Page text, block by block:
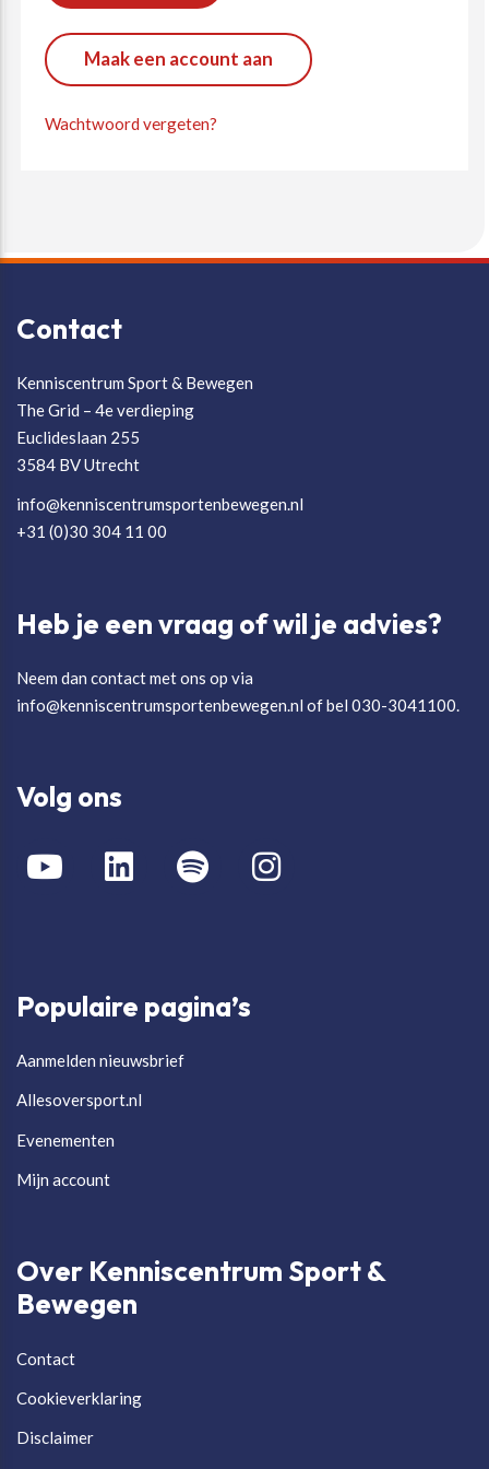
Maak een account aan
Wachtwoord vergeten?
Contact
Kenniscentrum Sport & Bewegen
The Grid – 4e verdieping
Euclideslaan 255
3584 BV Utrecht
info@kenniscentrumsportenbewegen.nl
+31 (0)30 304 11 00
Heb je een vraag of wil je advies?
Neem dan contact met ons op via
info@kenniscentrumsportenbewegen.nl of bel 030-3041100.
Volg ons
Populaire pagina’s
Aanmelden nieuwsbrief
Allesoversport.nl
Evenementen
Mijn account
Over Kenniscentrum Sport &
Bewegen
Contact
Cookieverklaring
Disclaimer
Beweegvriendelijke omgeving
Kansengelijkheid
Werken bij
Persvoorlichting en Public Affairs